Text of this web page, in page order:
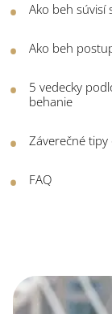
Ako beh súvisí
Ako beh
5 vedecky
behanie
Záverečné
FAQ